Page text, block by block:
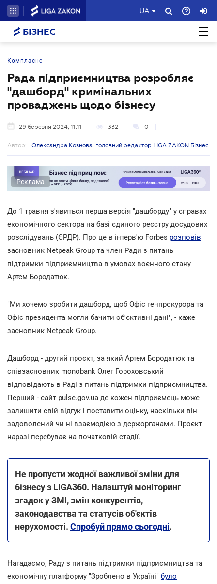
UA
БІЗНЕС
Комплаєнс
Рада підприємництва розробляє
"дашборд" кримінальних
проваджень щодо бізнесу
29 березня 2024, 11:11 332 0
Автор: Олександра Кознова, головний редактор LIGA ZAKON Бізнес
Реклама
До 1 травня з'явиться перша версія "дашборду" у справах
економічного сектора на базі єдиного реєстру досудових
розслідувань (ЄРДР). Про це в інтерв'ю Forbes розповів
засновник Netpeak Group та член Ради з питань
підтримки підприємництва в умовах воєнного стану
Артем Бородатюк.
"Ми хочемо зробити дашборд, щоб Офіс генпрокурора та
Офіс президента могли бачити об'єктивні дані", - каже
засновник Netpeak Group.
Дашборд - другий проєкт, за який Артем Бородатюк та
співзасновник monobank Олег Гороховський
відповідають в Раді з питань підтримки підприємництва.
Перший - сайт pulse.gov.ua де кожен підприємець може
залишити свій відгук і поставити оцінку, наскільки він
задоволений чи ні взаємодією з держорганами. Проєкт
наразі перебуває на початковій стадії.
Не пропусти жодної важливої зміни для
бізнесу з LIGA360. Налаштуй моніторинг
згадок у ЗМІ, змін конкурентів,
законодавства та статусів об'єктів
нерухомості. Спробуй прямо сьогодні.
Нагадаємо, Раду з питань підтримки підприємництва та
економічну платформу "Зроблено в Україні" було